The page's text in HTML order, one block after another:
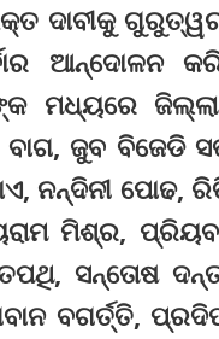
ଦାବୀକୁ
ଆନ୍ଦୋଳନ
ମଧ୍ୟରେ
ଜୁବ ବିଜେଡି
ନନ୍ଦିନୀ ପୋଢ,
ମିଶ୍ର,
ସନ୍ତୋଷ
ବଗର୍ତ୍ତି,